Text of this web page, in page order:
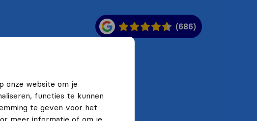
onze website om je
functies te kunnen
te geven voor het
meer informatie of om je
(686)